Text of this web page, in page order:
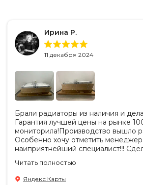
Ирина Р.
11 декабря 2024
Брали радиаторы из наличия и
Гарантия лучшей цены на рынке
мониторила!Производство вышло
Особенно хочу отметить
наиприятнейший специалист!!!
цену. Всегда на связи, на все
Доставка на удобный день,
Читать полностью
Яндекс Карты